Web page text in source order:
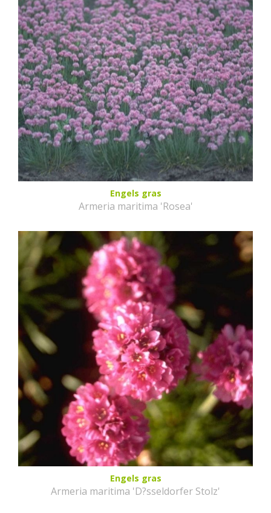
Engels gras
Armeria maritima 'Rosea'
Engels gras
Armeria maritima 'D?sseldorfer Stolz'